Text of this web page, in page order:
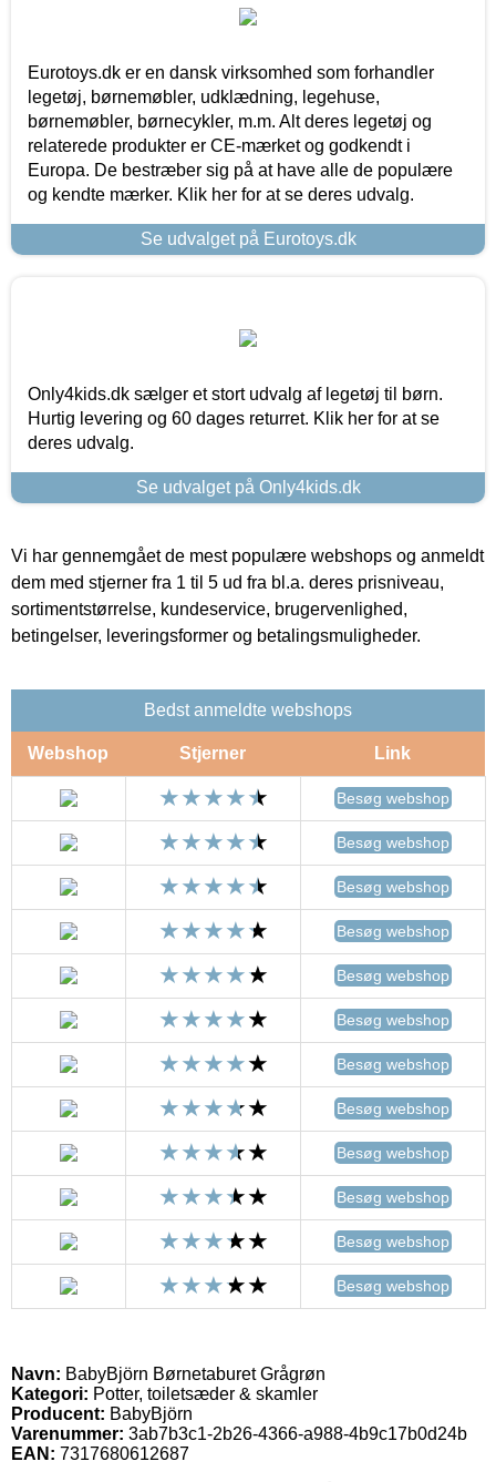
Eurotoys.dk er en dansk virksomhed som forhandler
legetøj, børnemøbler, udklædning, legehuse,
børnemøbler, børnecykler, m.m. Alt deres legetøj og
relaterede produkter er CE-mærket og godkendt i
Europa. De bestræber sig på at have alle de populære
og kendte mærker. Klik her for at se deres udvalg.
Se udvalget på Eurotoys.dk
Only4kids.dk sælger et stort udvalg af legetøj til børn.
Hurtig levering og 60 dages returret. Klik her for at se
deres udvalg.
Se udvalget på Only4kids.dk
Vi har gennemgået de mest populære webshops og anmeldt
dem med stjerner fra 1 til 5 ud fra bl.a. deres prisniveau,
sortimentstørrelse, kundeservice, brugervenlighed,
betingelser, leveringsformer og betalingsmuligheder.
Bedst anmeldte webshops
Webshop Stjerner Link
Besøg webshop
Besøg webshop
Besøg webshop
Besøg webshop
Besøg webshop
Besøg webshop
Besøg webshop
Besøg webshop
Besøg webshop
Besøg webshop
Besøg webshop
Besøg webshop
Navn: BabyBjörn Børnetaburet Grågrøn
Kategori: Potter, toiletsæder & skamler
Producent: BabyBjörn
Varenummer: 3ab7b3c1-2b26-4366-a988-4b9c17b0d24b
EAN: 7317680612687